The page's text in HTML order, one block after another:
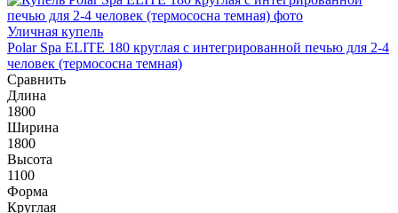
Уличная купель
Polar Spa ELITE 180 круглая с интегрированной печью для 2-4
человек (термососна темная)
Сравнить
Длина
1800
Ширина
1800
Высота
1100
Форма
Круглая